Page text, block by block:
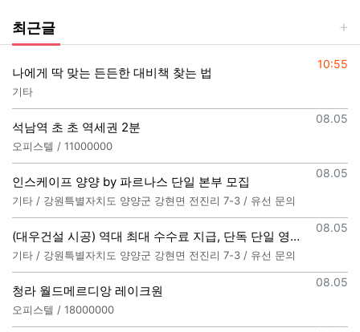
최근글
등록일
10:55
나에게 딱 맞는 든든한 대비책 찾는 법
기타
등록일
08.05
석남역 초 초 역세권 2분
오피스텔 / 11000000
등록일
08.05
인스케이프 양양 by 파르나스 단일 본부 모집
기타 / 강원특별자치도 양양군 강현면 전진리 7-3 / 유선 문의
등록일
08.05
(대우건설 시공) 역대 최대 수수료 지급, 단독 단일 영업본부 선착순 모집 (팀,팀원 개별문의 가능)
기타 / 강원특별자치도 양양군 강현면 전진리 7-3 / 유선 문의
등록일
08.05
청라 월드메르디앙 레이크원
오피스텔 / 18000000